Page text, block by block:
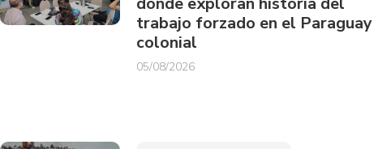
trabajo forzado en el Paraguay
colonial
05/08/2026